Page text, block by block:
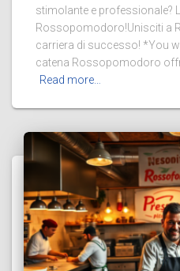
stimolante e professionale?
Rossopomodoro!Unisciti a
carriera di successo! *You
catena Rossopomodoro
Read more…